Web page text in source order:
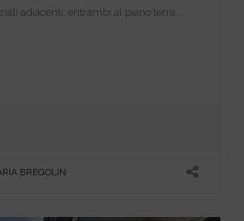
adiacenti, entrambi al piano terra…
BREGOLIN